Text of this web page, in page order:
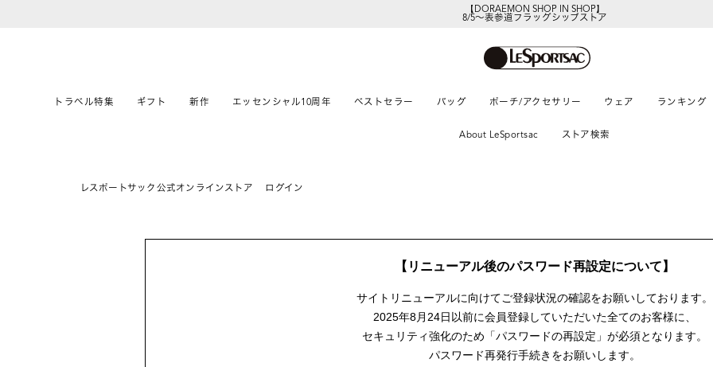
【DORAEMON SHOP IN SHOP】
8/5～表参道フラッグシップストア
トラベル特集 ギフト 新作 エッセンシャル10周年 ベストセラー バッグ ポーチ/アクセサリー ウェア ランキング
About LeSportsac ストア検索
レスポートサック公式オンラインストア ログイン
【リニューアル後のパスワード再設定について】
サイトリニューアルに向けてご登録状況の確認をお願いしております。
2025年8月24日以前に会員登録していただいた全てのお客様に、
セキュリティ強化のため「パスワードの再設定」が必須となります。
パスワード再発行手続きをお願いします。